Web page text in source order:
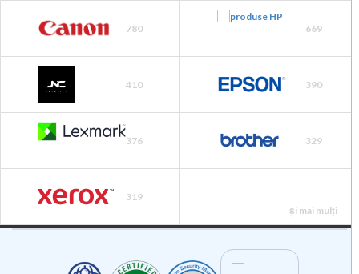
780 669
410 390
376 329
319
și mai mulți